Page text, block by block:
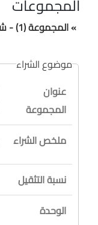
المجموعات
» المجموعة (1) - شراء أليه لشفط الغبار في المرفأ
موضوع الشراء
عنوان
المجموعة
ملخص الشراء
نسبة التثقيل
الوحدة